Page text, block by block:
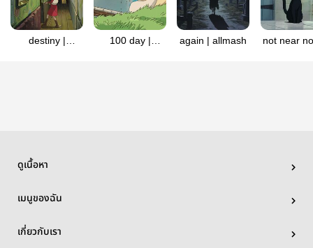
destiny |
100 day |
again | allmash
not near
ดูเนื้อหา
เมนูของฉัน
เกี่ยวกับเรา